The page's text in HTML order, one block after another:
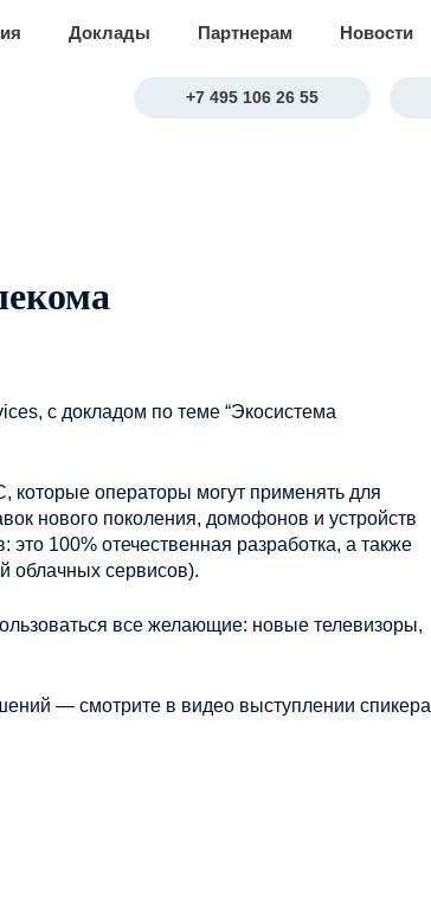
+7 495 106 26 55
Доклады Партнерам Новости
с докладом по теме “Экосистема
которые операторы могут применять для
нового поколения, домофонов и устройств
100% отечественная разработка, а также
облачных сервисов).
все желающие: новые телевизоры,
— смотрите в видео выступлении спикера